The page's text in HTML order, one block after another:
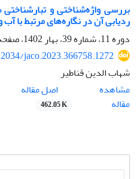
بررسی واژه‌شناختی و
ردیابی آن در نگاره‌های مرتبط با
دوره 11، شماره 39، بهار 1402، صفحه
jaco.2023.366758.1272
شهاب الدین قناطیر
مشاهده
مقاله
اصل مقاله
462.05 K